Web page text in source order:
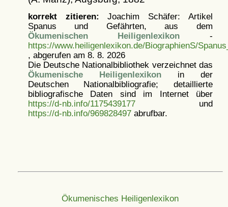
korrekt zitieren: Joachim Schäfer: Artikel
Spanus und Gefährten, aus dem
Ökumenischen Heiligenlexikon -
https://www.heiligenlexikon.de/BiographienS/
, abgerufen am 8. 8. 2026
Die Deutsche Nationalbibliothek verzeichnet das
Ökumenische Heiligenlexikonin der
Deutschen Nationalbibliografie; detaillierte
bibliografische Daten sind im Internet über
https://d-nb.info/1175439177und
https://d-nb.info/969828497abrufbar.
Ökumenisches Heiligenlexikon